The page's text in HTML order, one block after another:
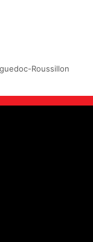
Roussillon